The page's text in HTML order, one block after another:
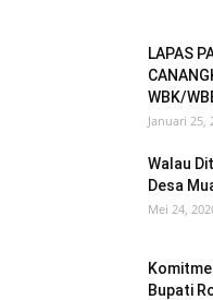
LAPAS
WBK/
Januari 25,
Walau
Desa
Mei 24,
Bupati